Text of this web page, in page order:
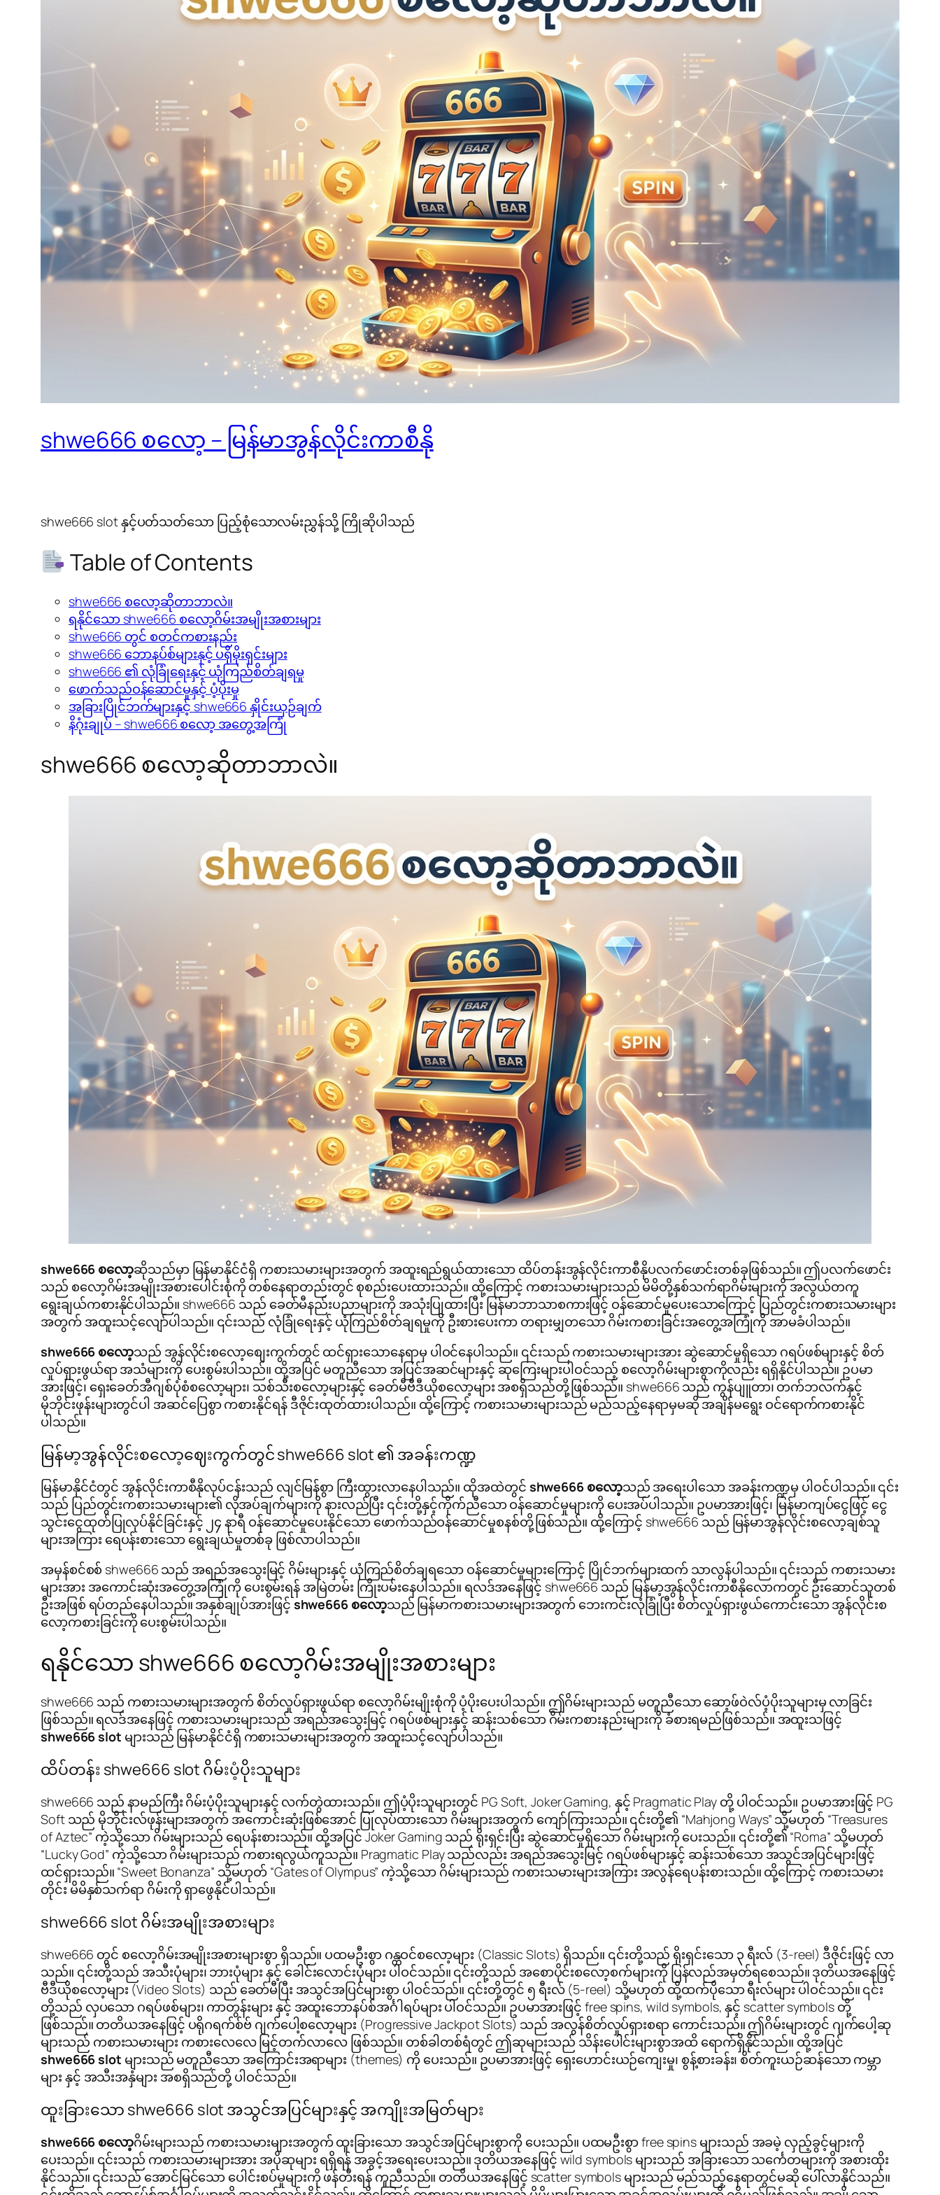
shwe666 စလော့ – မြန်မာအွန်လိုင်းကာစီနို
shwe666 slot နှင့်ပတ်သတ်သော ပြည့်စုံသောလမ်းညွှန်သို့ ကြိုဆိုပါသည်
Table of Contents
shwe666 စလော့ဆိုတာဘာလဲ။
ရနိုင်သော shwe666 စလော့ဂိမ်းအမျိုးအစားများ
shwe666 တွင် စတင်ကစားနည်း
shwe666 ဘောနပ်စ်များနှင့် ပရိုမိုးရှင်းများ
shwe666 ၏ လုံခြုံရေးနှင့် ယုံကြည်စိတ်ချရမှု
ဖောက်သည်ဝန်ဆောင်မှုနှင့် ပံ့ပိုးမှု
အခြားပြိုင်ဘက်များနှင့် shwe666 နှိုင်းယှဉ်ချက်
နိဂုံးချုပ် – shwe666 စလော့ အတွေ့အကြုံ
shwe666 စလော့ဆိုတာဘာလဲ။
shwe666 စလော့ဆိုသည်မှာ မြန်မာနိုင်ငံရှိ ကစားသမားများအတွက် အထူးရည်ရွယ်ထားသော ထိပ်တန်းအွန်လိုင်းကာစီနိုပလက်ဖောင်းတစ်ခုဖြစ်သည်။ ဤပလက်ဖောင်း
သည် စလော့ဂိမ်းအမျိုးအစားပေါင်းစုံကို တစ်နေရာတည်းတွင် စုစည်းပေးထားသည်။ ထို့ကြောင့် ကစားသမားများသည် မိမိတို့နှစ်သက်ရာဂိမ်းများကို အလွယ်တကူ
ရွေးချယ်ကစားနိုင်ပါသည်။ shwe666 သည် ခေတ်မီနည်းပညာများကို အသုံးပြုထားပြီး မြန်မာဘာသာစကားဖြင့် ဝန်ဆောင်မှုပေးသောကြောင့် ပြည်တွင်းကစားသမားများ
အတွက် အထူးသင့်လျော်ပါသည်။ ၎င်းသည် လုံခြုံရေးနှင့် ယုံကြည်စိတ်ချရမှုကို ဦးစားပေးကာ တရားမျှတသော ဂိမ်းကစားခြင်းအတွေ့အကြုံကို အာမခံပါသည်။
shwe666 စလော့သည် အွန်လိုင်းစလော့စျေးကွက်တွင် ထင်ရှားသောနေရာမှ ပါဝင်နေပါသည်။ ၎င်းသည် ကစားသမားများအား ဆွဲဆောင်မှုရှိသော ဂရပ်ဖစ်များနှင့် စိတ်
လှုပ်ရှားဖွယ်ရာ အသံများကို ပေးစွမ်းပါသည်။ ထို့အပြင် မတူညီသော အပြင်အဆင်များနှင့် ဆုကြေးများပါဝင်သည့် စလော့ဂိမ်းများစွာကိုလည်း ရရှိနိုင်ပါသည်။ ဥပမာ
အားဖြင့်၊ ရှေးခေတ်အီဂျစ်ပုံစံစလော့များ၊ သစ်သီးစလော့များနှင့် ခေတ်မီဗီဒီယိုစလော့များ အစရှိသည်တို့ဖြစ်သည်။ shwe666 သည် ကွန်ပျူတာ၊ တက်ဘလက်နှင့်
မိုဘိုင်းဖုန်းများတွင်ပါ အဆင်ပြေစွာ ကစားနိုင်ရန် ဒီဇိုင်းထုတ်ထားပါသည်။ ထို့ကြောင့် ကစားသမားများသည် မည်သည့်နေရာမှမဆို အချိန်မရွေး ဝင်ရောက်ကစားနိုင်
ပါသည်။
မြန်မာ့အွန်လိုင်းစလော့ဈေးကွက်တွင် shwe666 slot ၏ အခန်းကဏ္ဍ
မြန်မာနိုင်ငံတွင် အွန်လိုင်းကာစီနိုလုပ်ငန်းသည် လျင်မြန်စွာ ကြီးထွားလာနေပါသည်။ ထိုအထဲတွင် shwe666 စလော့သည် အရေးပါသော အခန်းကဏ္ဍမှ ပါဝင်ပါသည်။ ၎င်း
သည် ပြည်တွင်းကစားသမားများ၏ လိုအပ်ချက်များကို နားလည်ပြီး ၎င်းတို့နှင့်ကိုက်ညီသော ဝန်ဆောင်မှုများကို ပေးအပ်ပါသည်။ ဥပမာအားဖြင့်၊ မြန်မာကျပ်ငွေဖြင့် ငွေ
သွင်းငွေထုတ်ပြုလုပ်နိုင်ခြင်းနှင့် ၂၄ နာရီ ဝန်ဆောင်မှုပေးနိုင်သော ဖောက်သည်ဝန်ဆောင်မှုစနစ်တို့ဖြစ်သည်။ ထို့ကြောင့် shwe666 သည် မြန်မာအွန်လိုင်းစလော့ချစ်သူ
များအကြား ရေပန်းစားသော ရွေးချယ်မှုတစ်ခု ဖြစ်လာပါသည်။
အမှန်စင်စစ် shwe666 သည် အရည်အသွေးမြင့် ဂိမ်းများနှင့် ယုံကြည်စိတ်ချရသော ဝန်ဆောင်မှုများကြောင့် ပြိုင်ဘက်များထက် သာလွန်ပါသည်။ ၎င်းသည် ကစားသမား
များအား အကောင်းဆုံးအတွေ့အကြုံကို ပေးစွမ်းရန် အမြဲတမ်း ကြိုးပမ်းနေပါသည်။ ရလဒ်အနေဖြင့် shwe666 သည် မြန်မာ့အွန်လိုင်းကာစီနိုလောကတွင် ဦးဆောင်သူတစ်
ဦးအဖြစ် ရပ်တည်နေပါသည်။ အနှစ်ချုပ်အားဖြင့် shwe666 စလော့သည် မြန်မာကစားသမားများအတွက် ဘေးကင်းလုံခြုံပြီး စိတ်လှုပ်ရှားဖွယ်ကောင်းသော အွန်လိုင်းစ
လော့ကစားခြင်းကို ပေးစွမ်းပါသည်။
ရနိုင်သော shwe666 စလော့ဂိမ်းအမျိုးအစားများ
shwe666 သည် ကစားသမားများအတွက် စိတ်လှုပ်ရှားဖွယ်ရာ စလော့ဂိမ်းမျိုးစုံကို ပံ့ပိုးပေးပါသည်။ ဤဂိမ်းများသည် မတူညီသော ဆော့ဖ်ဝဲလ်ပံ့ပိုးသူများမှ လာခြင်း
ဖြစ်သည်။ ရလဒ်အနေဖြင့် ကစားသမားများသည် အရည်အသွေးမြင့် ဂရပ်ဖစ်များနှင့် ဆန်းသစ်သော ဂိမ်းကစားနည်းများကို ခံစားရမည်ဖြစ်သည်။ အထူးသဖြင့်
shwe666 slot များသည် မြန်မာနိုင်ငံရှိ ကစားသမားများအတွက် အထူးသင့်လျော်ပါသည်။
ထိပ်တန်း shwe666 slot ဂိမ်းပံ့ပိုးသူများ
shwe666 သည် နာမည်ကြီး ဂိမ်းပံ့ပိုးသူများနှင့် လက်တွဲထားသည်။ ဤပံ့ပိုးသူများတွင် PG Soft, Joker Gaming, နှင့် Pragmatic Play တို့ ပါဝင်သည်။ ဥပမာအားဖြင့် PG
Soft သည် မိုဘိုင်းလ်ဖုန်းများအတွက် အကောင်းဆုံးဖြစ်အောင် ပြုလုပ်ထားသော ဂိမ်းများအတွက် ကျော်ကြားသည်။ ၎င်းတို့၏ “Mahjong Ways” သို့မဟုတ် “Treasures
of Aztec” ကဲ့သို့သော ဂိမ်းများသည် ရေပန်းစားသည်။ ထို့အပြင် Joker Gaming သည် ရိုးရှင်းပြီး ဆွဲဆောင်မှုရှိသော ဂိမ်းများကို ပေးသည်။ ၎င်းတို့၏ “Roma” သို့မဟုတ်
“Lucky God” ကဲ့သို့သော ဂိမ်းများသည် ကစားရလွယ်ကူသည်။ Pragmatic Play သည်လည်း အရည်အသွေးမြင့် ဂရပ်ဖစ်များနှင့် ဆန်းသစ်သော အသွင်အပြင်များဖြင့်
ထင်ရှားသည်။ “Sweet Bonanza” သို့မဟုတ် “Gates of Olympus” ကဲ့သို့သော ဂိမ်းများသည် ကစားသမားများအကြား အလွန်ရေပန်းစားသည်။ ထို့ကြောင့် ကစားသမား
တိုင်း မိမိနှစ်သက်ရာ ဂိမ်းကို ရှာဖွေနိုင်ပါသည်။
shwe666 slot ဂိမ်းအမျိုးအစားများ
shwe666 တွင် စလော့ဂိမ်းအမျိုးအစားများစွာ ရှိသည်။ ပထမဦးစွာ ဂန္တဝင်စလော့များ (Classic Slots) ရှိသည်။ ၎င်းတို့သည် ရိုးရှင်းသော ၃ ရီးလ် (3-reel) ဒီဇိုင်းဖြင့် လာ
သည်။ ၎င်းတို့သည် အသီးပုံများ၊ ဘားပုံများ နှင့် ခေါင်းလောင်းပုံများ ပါဝင်သည်။ ၎င်းတို့သည် အစောပိုင်းစလော့စက်များကို ပြန်လည်အမှတ်ရစေသည်။ ဒုတိယအနေဖြင့်
ဗီဒီယိုစလော့များ (Video Slots) သည် ခေတ်မီပြီး အသွင်အပြင်များစွာ ပါဝင်သည်။ ၎င်းတို့တွင် ၅ ရီးလ် (5-reel) သို့မဟုတ် ထို့ထက်ပိုသော ရီးလ်များ ပါဝင်သည်။ ၎င်း
တို့သည် လှပသော ဂရပ်ဖစ်များ၊ ကာတွန်းများ နှင့် အထူးဘောနပ်စ်အင်္ဂါရပ်များ ပါဝင်သည်။ ဥပမာအားဖြင့် free spins, wild symbols, နှင့် scatter symbols တို့
ဖြစ်သည်။ တတိယအနေဖြင့် ပရိုဂရက်စ်ဗ် ဂျက်ပေါ့စလော့များ (Progressive Jackpot Slots) သည် အလွန်စိတ်လှုပ်ရှားစရာ ကောင်းသည်။ ဤဂိမ်းများတွင် ဂျက်ပေါ့ဆု
များသည် ကစားသမားများ ကစားလေလေ မြင့်တက်လာလေ ဖြစ်သည်။ တစ်ခါတစ်ရံတွင် ဤဆုများသည် သိန်းပေါင်းများစွာအထိ ရောက်ရှိနိုင်သည်။ ထို့အပြင်
shwe666 slot များသည် မတူညီသော အကြောင်းအရာများ (themes) ကို ပေးသည်။ ဥပမာအားဖြင့် ရှေးဟောင်းယဉ်ကျေးမှု၊ စွန့်စားခန်း၊ စိတ်ကူးယဉ်ဆန်သော ကမ္ဘာ
များ နှင့် အသီးအနှံများ အစရှိသည်တို့ ပါဝင်သည်။
ထူးခြားသော shwe666 slot အသွင်အပြင်များနှင့် အကျိုးအမြတ်များ
shwe666 စလော့ဂိမ်းများသည် ကစားသမားများအတွက် ထူးခြားသော အသွင်အပြင်များစွာကို ပေးသည်။ ပထမဦးစွာ free spins များသည် အခမဲ့ လှည့်ခွင့်များကို
ပေးသည်။ ၎င်းသည် ကစားသမားများအား အပိုဆုများ ရရှိရန် အခွင့်အရေးပေးသည်။ ဒုတိယအနေဖြင့် wild symbols များသည် အခြားသော သင်္ကေတများကို အစားထိုး
နိုင်သည်။ ၎င်းသည် အောင်မြင်သော ပေါင်းစပ်မှုများကို ဖန်တီးရန် ကူညီသည်။ တတိယအနေဖြင့် scatter symbols များသည် မည်သည့်နေရာတွင်မဆို ပေါ်လာနိုင်သည်။